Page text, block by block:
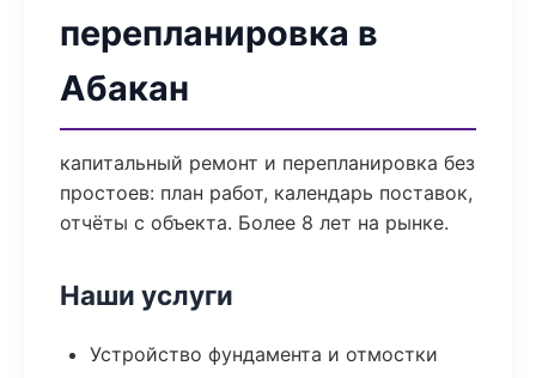
перепланировка в
Абакан
капитальный ремонт и перепланировка без
простоев: план работ, календарь поставок,
отчёты с объекта. Более 8 лет на рынке.
Наши услуги
Устройство фундамента и отмостки